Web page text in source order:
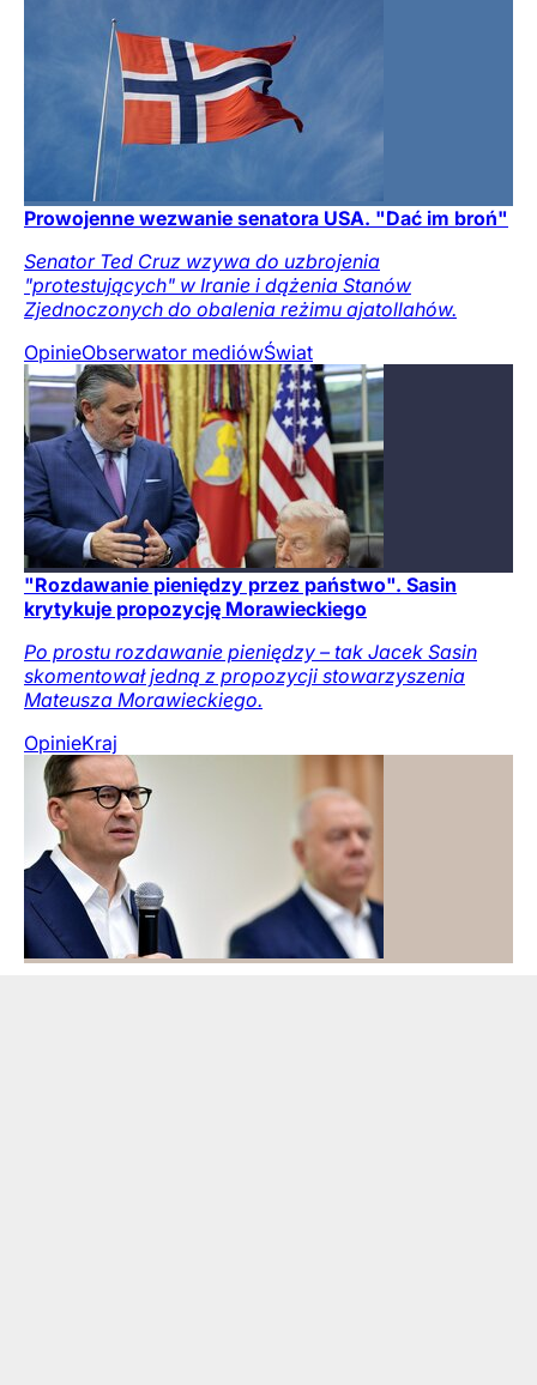
Prowojenne wezwanie senatora USA. "Dać im broń"
Senator Ted Cruz wzywa do uzbrojenia
"protestujących" w Iranie i dążenia Stanów
Zjednoczonych do obalenia reżimu ajatollahów.
OpinieObserwator mediówŚwiat
"Rozdawanie pieniędzy przez państwo". Sasin
krytykuje propozycję Morawieckiego
Po prostu rozdawanie pieniędzy – tak Jacek Sasin
skomentował jedną z propozycji stowarzyszenia
Mateusza Morawieckiego.
OpinieKraj